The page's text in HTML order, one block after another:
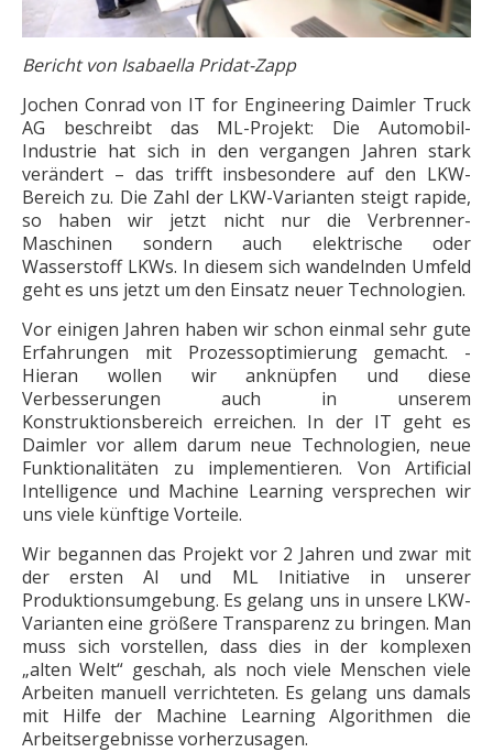
Bericht von Isabaella Pridat-Zapp
Jochen Conrad von IT for Engineering Daimler Truck
AG beschreibt das ML-Projekt: Die Automobil-
Industrie hat sich in den vergangen Jahren stark
verändert – das trifft insbesondere auf den LKW-
Bereich zu. Die Zahl der LKW-Varianten steigt rapide,
so haben wir jetzt nicht nur die Verbrenner-
Maschinen sondern auch elektrische oder
Wasserstoff LKWs. In diesem sich wandelnden Umfeld
geht es uns jetzt um den ­Einsatz neuer Technologien.
Vor einigen Jahren haben wir schon einmal sehr gute
Erfahrungen mit Prozessoptimierung gemacht. ­
Hieran wollen wir anknüpfen und diese
Verbesserungen auch in unserem
Konstruktionsbereich erreichen. In der IT geht es
Daimler vor allem darum neue Technologien, neue
Funktionalitäten zu implementieren. Von ­Artificial
Intelligence und Machine Learning ­versprechen wir
uns viele künftige Vorteile.
Wir begannen das Projekt vor 2 Jahren und zwar mit
der ersten AI und ML Initiative in unserer
Produktionsumgebung. Es gelang uns in unsere LKW-
Varianten eine größere Transparenz zu bringen. Man
muss sich vorstellen, dass dies in der komplexen
„alten Welt“ geschah, als noch viele Menschen viele
Arbeiten manuell verrichteten. Es gelang uns damals
mit Hilfe der Machine Learning Algorithmen die
Arbeitsergebnisse vorherzusagen.